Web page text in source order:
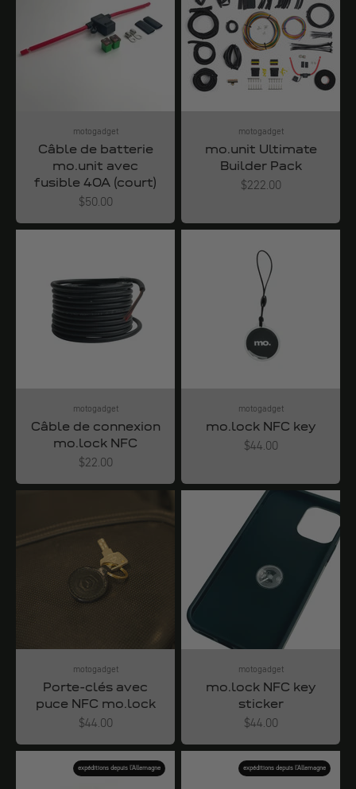
motogadget
Câble de batterie
mo.unit avec
fusible 40A (court)
Angebot
$50.00
motogadget
mo.unit Ultimate
Builder Pack
Angebot
$222.00
motogadget
Câble de connexion
mo.lock NFC
Angebot
$22.00
motogadget
mo.lock NFC key
Angebot
$44.00
motogadget
Porte-clés avec
puce NFC mo.lock
Angebot
$44.00
motogadget
mo.lock NFC key
sticker
Angebot
$44.00
expéditions depuis l'Allemagne expéditions depuis l'Allemagne